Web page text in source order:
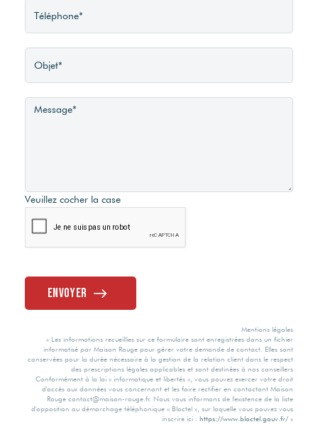
Veuillez cocher la case
Envoyer
Mentions légales
« Les informations recueillies sur ce formulaire sont enregistrées dans un fichier
informatisé par Maison Rouge pour gérer votre demande de contact. Elles sont
conservées pour la durée nécessaire à la gestion de la relation client dans le respect
des prescriptions légales applicables et sont destinées à nos conseillers
Conformément à la loi « informatique et libertés », vous pouvez exercer votre droit
d'accès aux données vous concernant et les faire rectifier en contactant Maison
Rouge contact@maison-rouge.fr. Nous vous informons de l'existence de la liste
d'opposition au démarchage téléphonique « Bloctel », sur laquelle vous pouvez vous
inscrire ici : https://www.bloctel.gouv.fr/ »